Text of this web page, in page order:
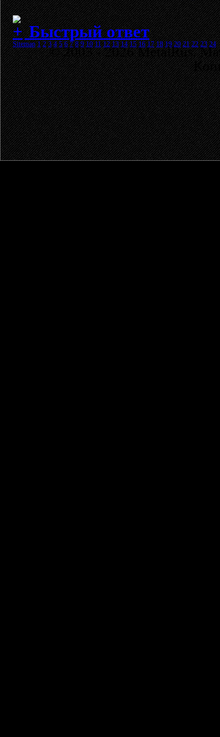
Быстрый ответ
Sitemap 1 2 3 4 5 6 7 8 9 10 11 12 13 14 15 16 17 18 19 20 21 22 23 24
© 2003 - 2026 MetalRus.